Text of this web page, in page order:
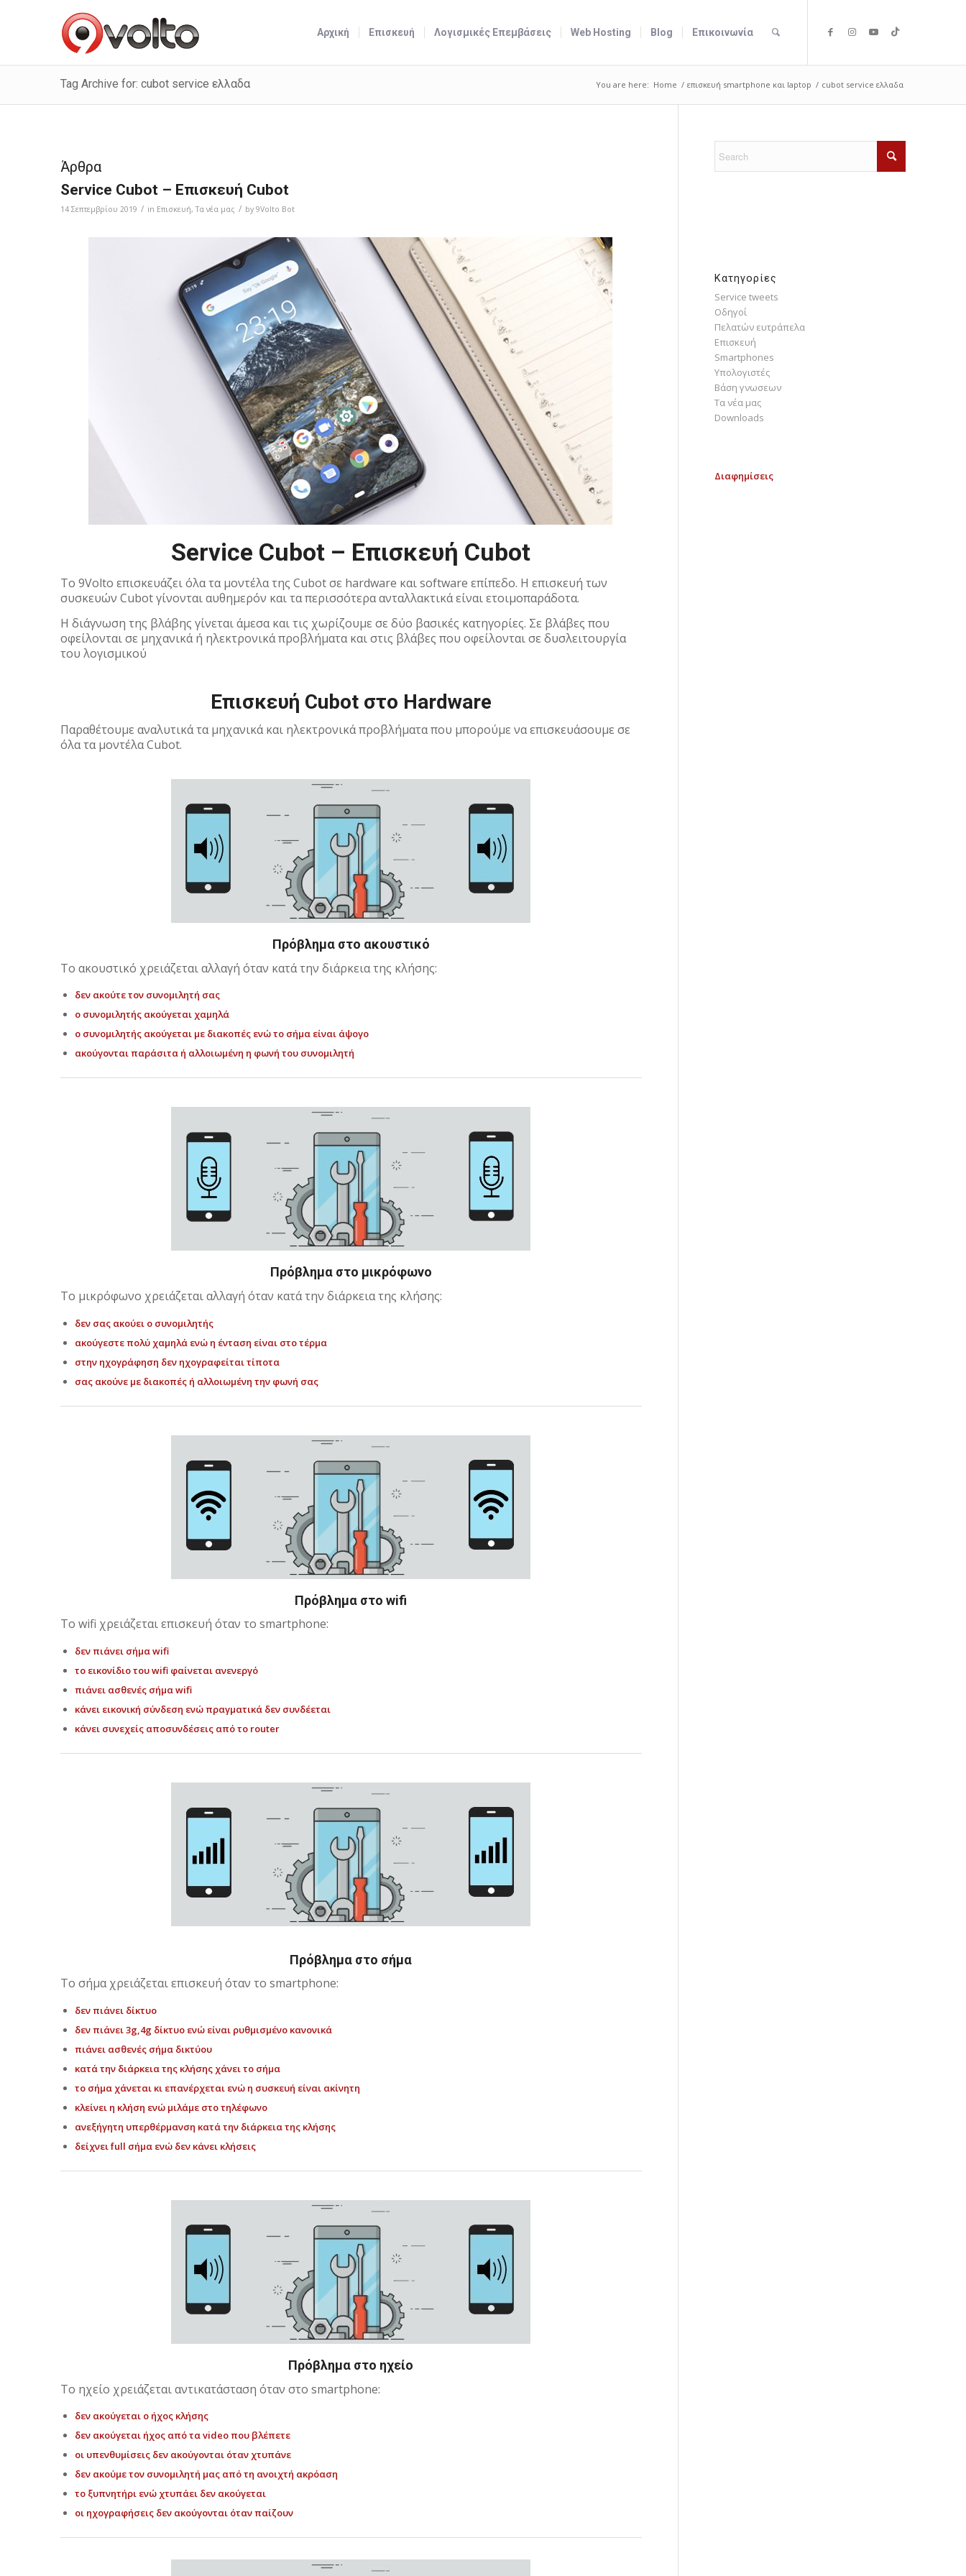
Αρχική Επισκευή Λογισμικές Επεμβάσεις Web Hosting Blog Επικοινωνία
Tag Archive for: cubot service ελλαδα You are here: Home / επισκευή smartphone και laptop / cubot service ελλαδα
Άρθρα
Service Cubot – Επισκευή Cubot
14 Σεπτεμβρίου 2019 / in Επισκευή,Τα νέα μας / by 9Volto Bot
Service Cubot – Επισκευή Cubot
Το 9Volto επισκευάζει όλα τα μοντέλα της Cubot σε hardware και software επίπεδο. Η επισκευή των
συσκευών Cubot γίνονται αυθημερόν και τα περισσότερα ανταλλακτικά είναι ετοιμοπαράδοτα.
Η διάγνωση της βλάβης γίνεται άμεσα και τις χωρίζουμε σε δύο βασικές κατηγορίες. Σε βλάβες που
οφείλονται σε μηχανικά ή ηλεκτρονικά προβλήματα και στις βλάβες που οφείλονται σε δυσλειτουργία
του λογισμικού
Επισκευή Cubot στο Hardware
Παραθέτουμε αναλυτικά τα μηχανικά και ηλεκτρονικά προβλήματα που μπορούμε να επισκευάσουμε σε
όλα τα μοντέλα Cubot.
Πρόβλημα στο ακουστικό
Το ακουστικό χρειάζεται αλλαγή όταν κατά την διάρκεια της κλήσης:
δεν ακούτε τον συνομιλητή σας
ο συνομιλητής ακούγεται χαμηλά
ο συνομιλητής ακούγεται με διακοπές ενώ το σήμα είναι άψογο
ακούγονται παράσιτα ή αλλοιωμένη η φωνή του συνομιλητή
Πρόβλημα στο μικρόφωνο
Το μικρόφωνο χρειάζεται αλλαγή όταν κατά την διάρκεια της κλήσης:
δεν σας ακούει ο συνομιλητής
ακούγεστε πολύ χαμηλά ενώ η ένταση είναι στο τέρμα
στην ηχογράφηση δεν ηχογραφείται τίποτα
σας ακούνε με διακοπές ή αλλοιωμένη την φωνή σας
Πρόβλημα στο wifi
Το wifi χρειάζεται επισκευή όταν το smartphone:
δεν πιάνει σήμα wifi
το εικονίδιο του wifi φαίνεται ανενεργό
πιάνει ασθενές σήμα wifi
κάνει εικονική σύνδεση ενώ πραγματικά δεν συνδέεται
κάνει συνεχείς αποσυνδέσεις από το router
Πρόβλημα στο σήμα
Το σήμα χρειάζεται επισκευή όταν το smartphone:
δεν πιάνει δίκτυο
δεν πιάνει 3g,4g δίκτυο ενώ είναι ρυθμισμένο κανονικά
πιάνει ασθενές σήμα δικτύου
κατά την διάρκεια της κλήσης χάνει το σήμα
το σήμα χάνεται κι επανέρχεται ενώ η συσκευή είναι ακίνητη
κλείνει η κλήση ενώ μιλάμε στο τηλέφωνο
ανεξήγητη υπερθέρμανση κατά την διάρκεια της κλήσης
δείχνει full σήμα ενώ δεν κάνει κλήσεις
Πρόβλημα στο ηχείο
Το ηχείο χρειάζεται αντικατάσταση όταν στο smartphone:
δεν ακούγεται ο ήχος κλήσης
δεν ακούγεται ήχος από τα video που βλέπετε
οι υπενθυμίσεις δεν ακούγονται όταν χτυπάνε
δεν ακούμε τον συνομιλητή μας από τη ανοιχτή ακρόαση
το ξυπνητήρι ενώ χτυπάει δεν ακούγεται
οι ηχογραφήσεις δεν ακούγονται όταν παίζουν
Kατηγορίες
Service tweets
Οδηγοί
Πελατών ευτράπελα
Επισκευή
Smartphones
Υπολογιστές
Bάση γνωσεων
Τα νέα μας
Downloads
Διαφημίσεις